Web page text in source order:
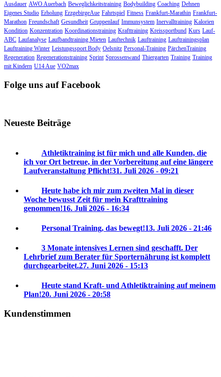
Ausdauer AWO Auerbach Beweglichkeitstraining Bodybuilding Coaching Dehnen
Eigenes Studio Erholung ErzgebirgeAue Fahrtspiel Fitness Frankfurt-Marathin Frankfurt-
Marathon Freundschaft Gesundheit Gruppenlauf Immunsystem Inervalltraining Kalorien
Kondition Konzentration Koordinationstraining Krafttraining Kreissportbund Kurs Lauf-
ABC Laufanalyse Laufbandtraining Mieten Lauftechnik Lauftraining Lauftrainingsplan
Lauftraining Winter Leistungssport Body Oelsnitz Personal-Training PärchenTraining
Regeneration Regenerationstraining Sprint Sprossenwand Thiergarten Training Training
mit Kindern U14 Aue VO2max
Folge uns auf Facebook
Neueste Beiträge
Athletiktraining ist für mich und alle Kunden, die
ich vor Ort betreue, in der Vorbereitung auf eine längere
Laufveranstaltung Pflicht!31. Juli 2026 - 09:21
Heute habe ich mir zum zweiten Mal in dieser
Woche bewusst Zeit für mein Krafttraining
genommen!16. Juli 2026 - 16:34
Personal Training, das bewegt!13. Juli 2026 - 21:46
3 Monate intensives Lernen sind geschafft. Der
Lehrbrief zum Berater für Sporternährung ist komplett
durchgearbeitet.27. Juni 2026 - 15:13
Heute stand Kraft- und Athletiktraining auf meinem
Plan!20. Juni 2026 - 20:58
Kundenstimmen